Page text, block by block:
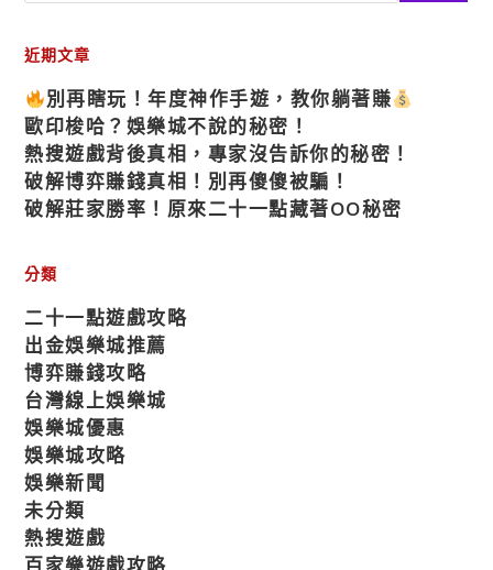
近期文章
別再瞎玩！年度神作手遊，教你躺著賺
歐印梭哈？娛樂城不說的秘密！
熱搜遊戲背後真相，專家沒告訴你的秘密！
破解博弈賺錢真相！別再傻傻被騙！
破解莊家勝率！原來二十一點藏著OO秘密
分類
二十一點遊戲攻略
出金娛樂城推薦
博弈賺錢攻略
台灣線上娛樂城
娛樂城優惠
娛樂城攻略
娛樂新聞
未分類
熱搜遊戲